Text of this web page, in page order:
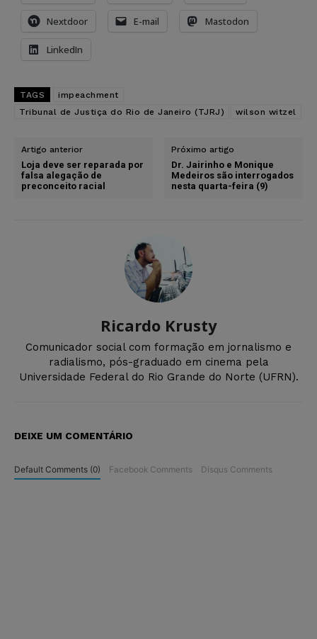
Nextdoor E-mail Mastodon
LinkedIn
TAGS
impeachment
Tribunal de Justiça do Rio de Janeiro (TJRJ)
wilson witzel
Artigo anterior
Loja deve ser reparada por
falsa alegação de
preconceito racial
Próximo artigo
Dr. Jairinho e Monique
Medeiros são interrogados
nesta quarta-feira (9)
Ricardo Krusty
Comunicador social com formação em jornalismo e
radialismo, pós-graduado em cinema pela
Universidade Federal do Rio Grande do Norte (UFRN).
DEIXE UM COMENTÁRIO
Default Comments (0) Facebook Comments Disqus Comments